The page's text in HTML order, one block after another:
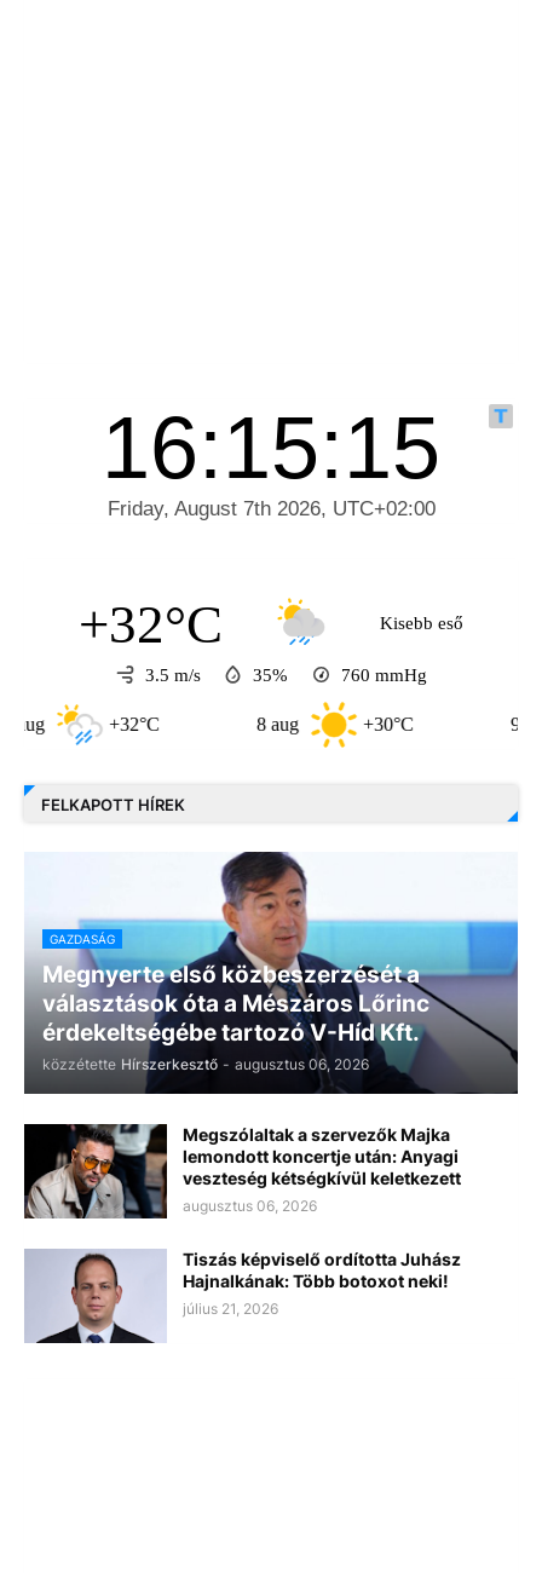
+32°C Kisebb eső
3.5 m/s 35% 760 mmHg
8 aug +30°C 9 aug
FELKAPOTT HÍREK
GAZDASÁG
Megnyerte első közbeszerzését a
választások óta a Mészáros Lőrinc
érdekeltségébe tartozó V-Híd Kft.
közzétette Hírszerkesztő - augusztus 06, 2026
Megszólaltak a szervezők Majka
lemondott koncertje után: Anyagi
veszteség kétségkívül keletkezett
augusztus 06, 2026
Tiszás képviselő ordította Juhász
Hajnalkának: Több botoxot neki!
július 21, 2026